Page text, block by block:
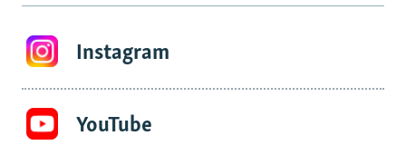
Instagram
YouTube